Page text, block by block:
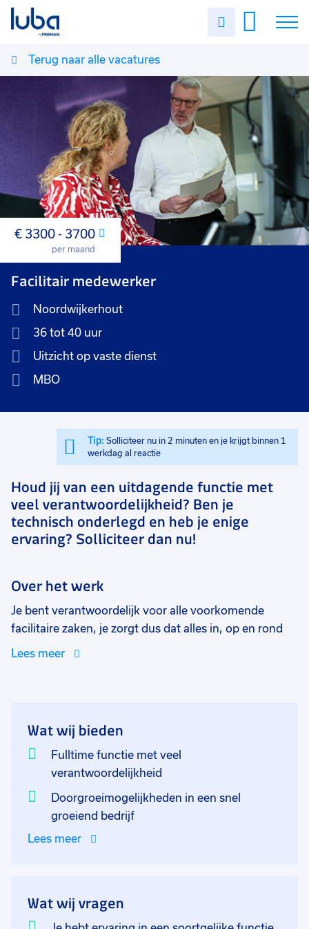
Uren
Vacatures
Over ons
Voor werkgevers
Contact
Terug naar alle vacatures
Maand
€ 3300 - 3700
per maand
Facilitair medewerker
Noordwijkerhout
36 tot 40 uur
Uitzicht op vaste dienst
MBO
Tip: Solliciteer nu in 2 minuten en je krijgt binnen 1
werkdag al reactie
Houd jij van een uitdagende functie met
veel verantwoordelijkheid? Ben je
technisch onderlegd en heb je enige
ervaring? Solliciteer dan nu!
Over het werk
Je bent verantwoordelijk voor alle voorkomende
facilitaire zaken, je zorgt dus dat alles in, op en rond
het gebouw op orde zijn en blijven! Zo zorg je voor het
Aalsmeer. Wanneer een leverancier de dagelijkse
uitvoering van opdrachten komt brengen beheer jij
het operationeel uitvoeren, coördineren, registreren
en de controle hiervan. De nadruk ligt voornamelijk op
de praktische begeleiding van de werkzaamheden op
beide locaties. Ook ben je het eerste aanspreekpunt
wanneer er een (technische) storing opdoet voor
Verder vind jij het leuk om ervoor te zorgen dat het
werkmateriaal up-to-date is en blijft. Dit houdt met
Lees meer
Wat wij bieden
Fulltime functie met veel
verantwoordelijkheid
Doorgroeimogelijkheden in een snel
groeiend bedrijf
Lees meer
Wat wij vragen